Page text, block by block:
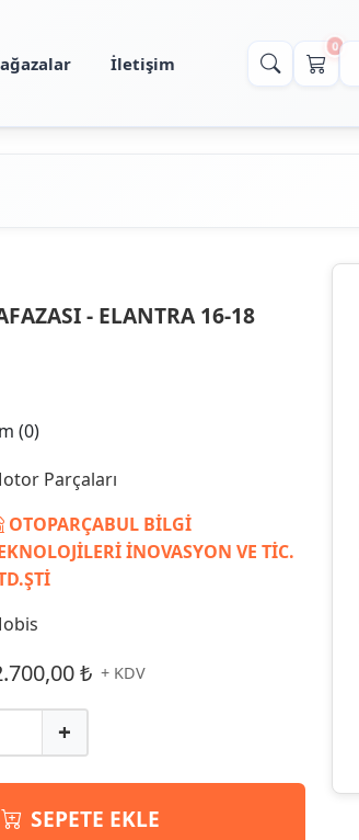
İletişim
0
- ELANTRA 16-18
(0)
Parçaları
OTOPARÇABUL BİLGİ
İNOVASYON VE TİC.
₺ + KDV
+
SEPETE EKLE